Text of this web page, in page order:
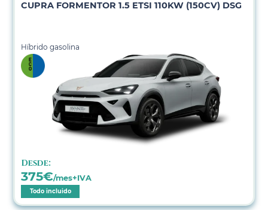
CUPRA FORMENTOR 1.5 ETSI 110KW (150CV) DSG
Híbrido gasolina
Desde:
375€/mes+IVA
Todo incluido